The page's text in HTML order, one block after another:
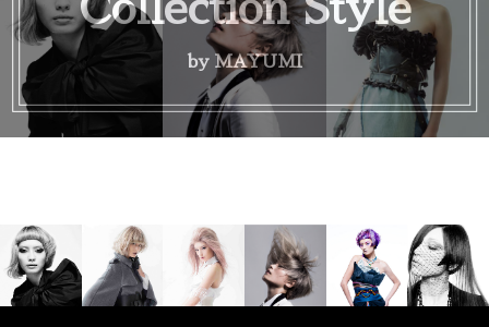
Collection Style
by MAYUMI